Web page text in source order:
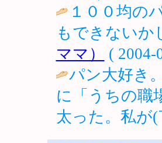
１００均の
もできないか
ママ）
( 2004-
パン大好き
に「うちの職
太った。私が